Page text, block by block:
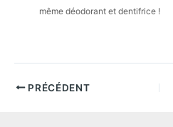
même déodorant et dentifrice !
PRÉCÉDENT